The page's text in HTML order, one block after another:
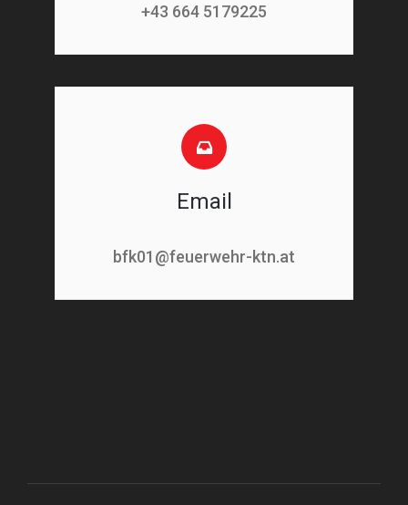
+43 664 5179225
Email
bfk01@feuerwehr-ktn.at